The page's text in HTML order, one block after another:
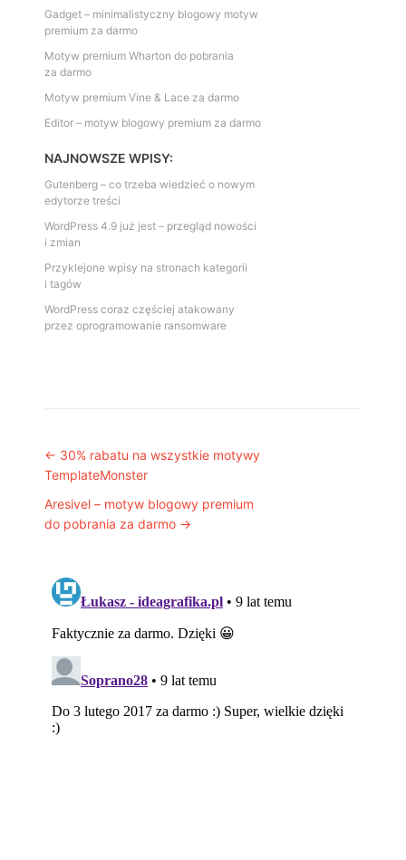
Gadget – minimalistyczny blogowy motyw
premium za darmo
Motyw premium Wharton do pobrania
za darmo
Motyw premium Vine & Lace za darmo
Editor – motyw blogowy premium za darmo
NAJNOWSZE WPISY:
Gutenberg – co trzeba wiedzieć o nowym
edytorze treści
WordPress 4.9 już jest – przegląd nowości
i zmian
Przyklejone wpisy na stronach kategorii
i tagów
WordPress coraz częściej atakowany
przez oprogramowanie ransomware
Post navigation
← 30% rabatu na wszystkie motywy
TemplateMonster
Aresivel – motyw blogowy premium
do pobrania za darmo →